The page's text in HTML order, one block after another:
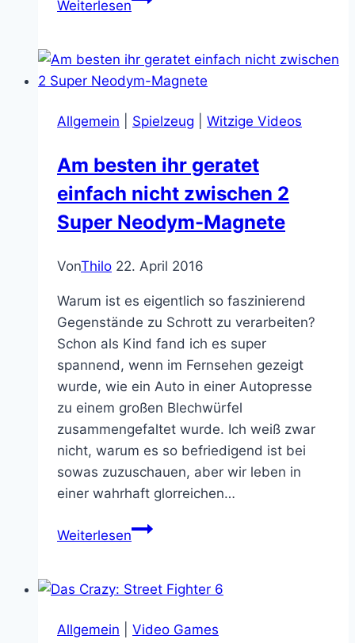
Weiterlesen
und
Kühe
Allgemein
Spielzeug Witzige Videos
Am besten ihr geratet
einfach nicht zwischen 2
Super Neodym-Magnete
VonThilo 22. April 2016
Warum ist es eigentlich so faszinierend
Gegenstände zu Schrott zu verarbeiten?
Schon als Kind fand ich es super
spannend, wenn im Fernsehen gezeigt
wurde, wie ein Auto in einer Autopresse
zu einem großen Blechwürfel
zusammengefaltet wurde. Ich weiß zwar
nicht, warum es so befriedigend ist bei
sowas zuzuschauen, aber wir leben in
einer wahrhaft glorreichen…
WeiterlesenAm
geratet
nicht
Allgemein Video Games